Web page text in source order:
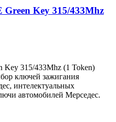
Key 315/433Mhz
315/433Mhz (1 Token)
ключей зажигания
интелектуальных
автомобилей Мерседес.